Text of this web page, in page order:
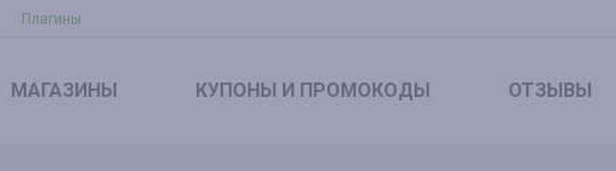
Плагины
МАГАЗИНЫ КУПОНЫ И ПРОМОКОДЫ ОТЗЫВЫ